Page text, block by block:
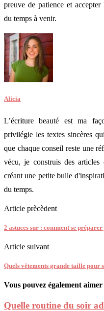
preuve de patience et accepter
du temps à venir.
Alicia
L’écriture beauté est ma
privilégie les textes sincères
que chaque conseil reste une
vécu, je construis des
créant une petite bulle
du temps.
Article prècèdent
2 astuces sur : comment se
Article suivant
Quels vêtements grande taille pour
Vous pouvez également aimer
Quelle routine du soir